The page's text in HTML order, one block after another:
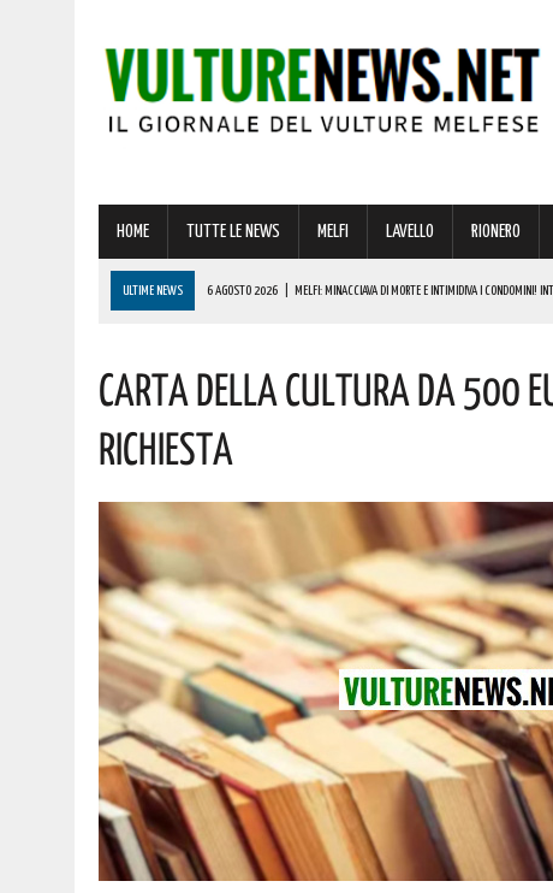
HOME TUTTE LE NEWS MELFI LAVELLO RIONERO
ULTIME NEWS 6 AGOSTO 2026 LA DOMUS DI PALAZZO SAN GERVASIO SVELA I SUOI
6 AGOSTO 2026 | LUCE E GAS, PREZZI IN AUMENTO A LUGLIO: ECCO L’IMPATTO SULLE BOLLETTE E I
6 AGOSTO 2026 MELFI: MINACCIAVA DI MORTE E INTIMIDIVA I CONDOMINI! INTERVENUTA LA
Carta Della Cultura Da 500
Richiesta